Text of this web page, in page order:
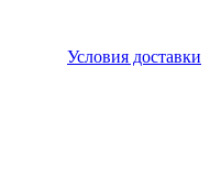
Условия доставки